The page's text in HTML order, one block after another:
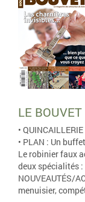
LE
•
• PLAN : Un
Le robinier faux
deux spécialités :
NOUVEAUTÉS/
menuisier,